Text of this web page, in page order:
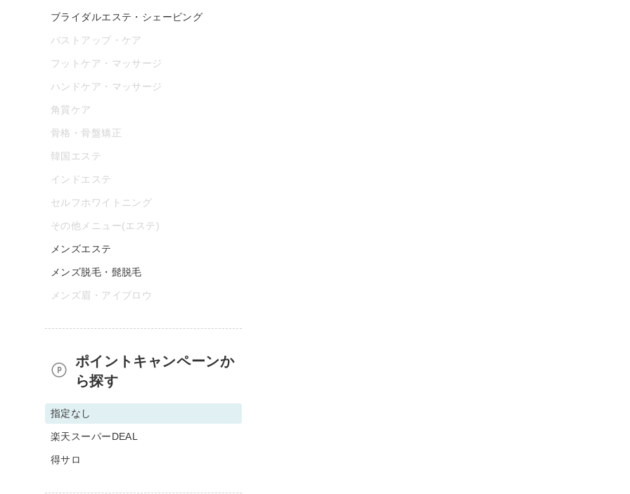
ブライダルエステ・シェービング
バストアップ・ケア
フットケア・マッサージ
ハンドケア・マッサージ
角質ケア
骨格・骨盤矯正
韓国エステ
インドエステ
セルフホワイトニング
その他メニュー(エステ)
メンズエステ
メンズ脱毛・髭脱毛
メンズ眉・アイブロウ
ポイントキャンペーンか
ら探す
指定なし
楽天スーパーDEAL
得サロ